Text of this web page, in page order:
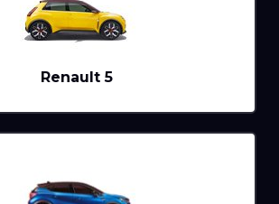
Renault 5